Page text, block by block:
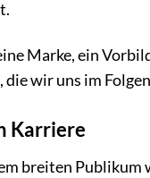
Marke, ein
wir uns im
Karriere
breiten